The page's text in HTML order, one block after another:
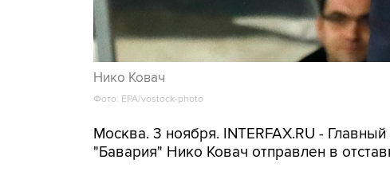
Нико Ковач
Фото: EPA/vostock-photo
Москва. 3 ноября. INTERFAX.RU -
"Бавария" Нико Ковач отправлен в